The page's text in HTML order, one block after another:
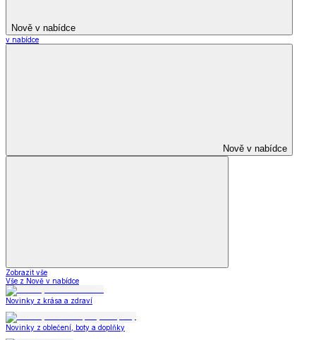
Nově v nabídce
v nabídce
Nově v nabídce
Zobrazit vše
Vše z Nově v nabídce
Novinky z krása a zdraví
Novinky z oblečení, boty a doplňky